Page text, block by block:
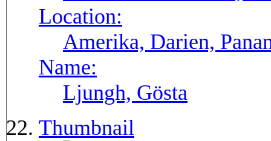
Location:
Amerika, Darien,
Name:
Ljungh, Gösta
Thumbnail